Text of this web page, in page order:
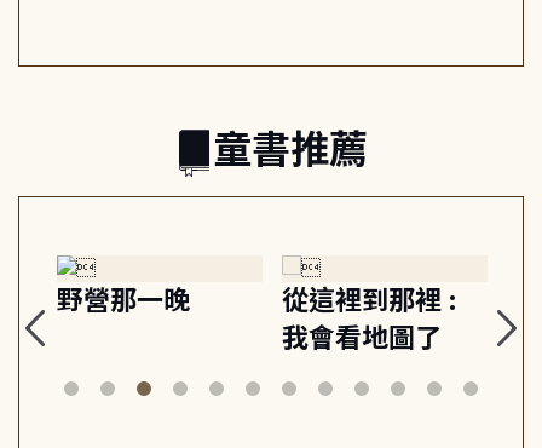
童書推薦
野營那一晚
從這裡到那裡 :
我會看地圖了
美